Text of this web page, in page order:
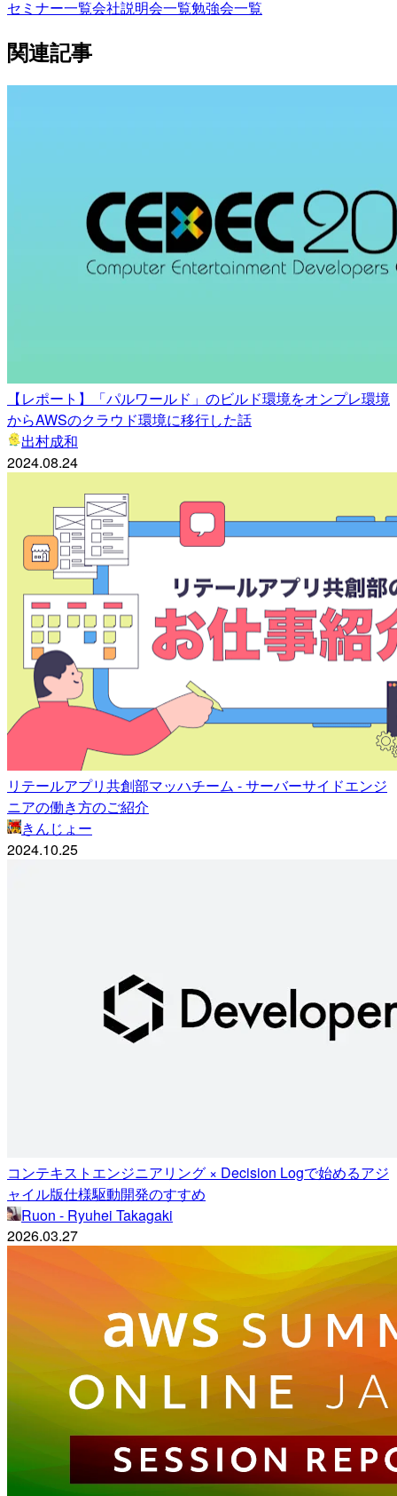
セミナー一覧会社説明会一覧勉強会一覧
関連記事
【レポート】「パルワールド」のビルド環境をオンプレ環境
からAWSのクラウド環境に移行した話
出村成和
2024.08.24
リテールアプリ共創部マッハチーム - サーバーサイドエンジ
ニアの働き方のご紹介
きんじょー
2024.10.25
コンテキストエンジニアリング × Decision Logで始めるアジ
ャイル版仕様駆動開発のすすめ
Ruon - Ryuhei Takagaki
2026.03.27